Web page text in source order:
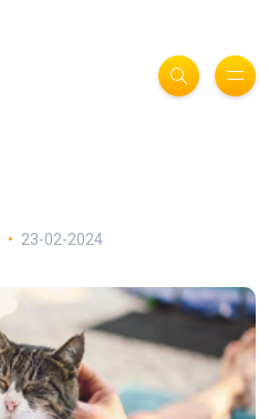
23-02-2024